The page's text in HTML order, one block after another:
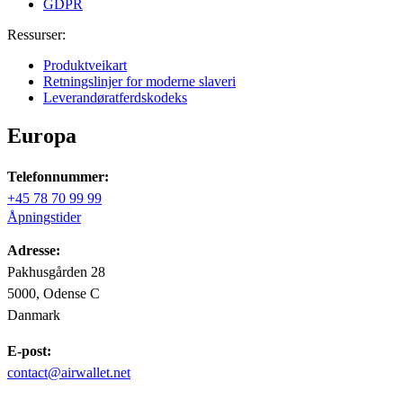
GDPR
Ressurser:
Produktveikart
Retningslinjer for moderne slaveri
Leverandøratferdskodeks
Europa
Telefonnummer:
+45 78 70 99 99
Åpningstider
Adresse:
Pakhusgården 28
5000, Odense C
Danmark
E-post:
contact@airwallet.net